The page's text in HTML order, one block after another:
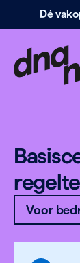
Navigatie
Dé
Voor